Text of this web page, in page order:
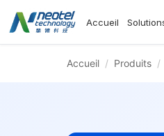
Accueil
Accueil / Produits /